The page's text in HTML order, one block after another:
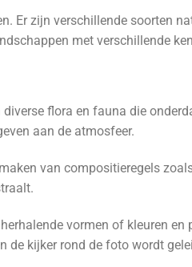
Er zijn verschillende soorten
met verschillende
flora en fauna die
aan de atmosfeer.
van compositieregels
vormen of kleuren en
de kijker rond de foto wordt